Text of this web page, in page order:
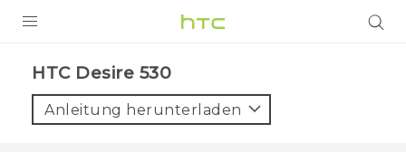
VIVE
HTC Desire 530‎
Anleitung herunterladen